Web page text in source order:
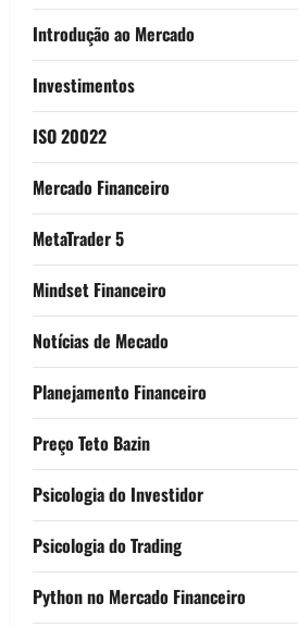
Introdução ao Mercado
Investimentos
ISO 20022
Mercado Financeiro
MetaTrader 5
Mindset Financeiro
Notícias de Mecado
Planejamento Financeiro
Preço Teto Bazin
Psicologia do Investidor
Psicologia do Trading
Python no Mercado Financeiro